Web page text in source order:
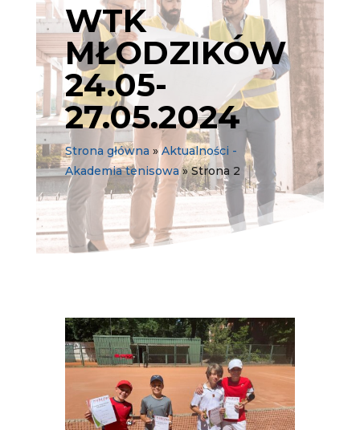
WTK
MŁODZIKÓW
24.05-
27.05.2024
Strona główna »Aktualności -
Akademia tenisowa»Strona 2